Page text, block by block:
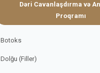
Dəri Cavanlaşdırma və
Proqramı
Botoks
Dolğu (Filler)